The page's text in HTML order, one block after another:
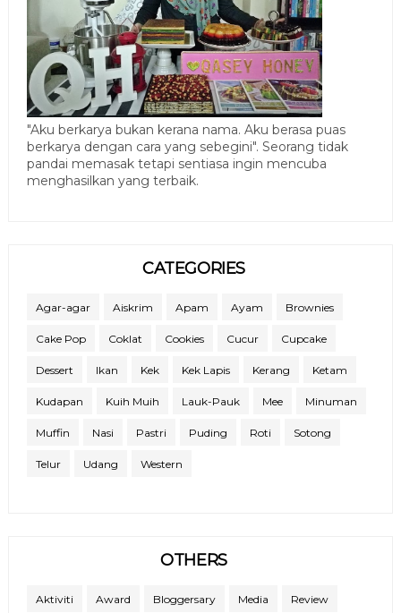
"Aku berkarya bukan kerana nama. Aku berasa puas
berkarya dengan cara yang sebegini". Seorang tidak
pandai memasak tetapi sentiasa ingin mencuba
menghasilkan yang terbaik.
CATEGORIES
Agar-agar Aiskrim Apam Ayam Brownies
Cake Pop Coklat Cookies Cucur Cupcake
Dessert Ikan Kek Kek Lapis Kerang Ketam
Kudapan Kuih Muih Lauk-Pauk Mee Minuman
Muffin Nasi Pastri Puding Roti Sotong
Telur Udang Western
OTHERS
Aktiviti Award Bloggersary Media Review